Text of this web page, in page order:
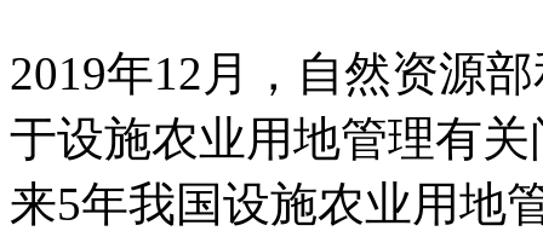
2019年12月，自然资源
于设施农业用地管理有
来5年我国设施农业用地